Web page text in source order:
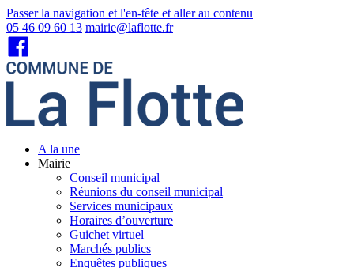
Passer la navigation et l'en-tête et aller au contenu
05 46 09 60 13 mairie@laflotte.fr
A la une
Mairie
Conseil municipal
Réunions du conseil municipal
Services municipaux
Horaires d’ouverture
Guichet virtuel
Marchés publics
Enquêtes publiques